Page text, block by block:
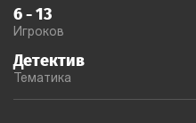
6-13
Игроков
Детектив
Тематика